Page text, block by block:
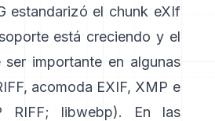
estandarizó el chunk eXIf
está creciendo y el
importante en algunas
acomoda EXIF, XMP e
RIFF; libwebp). En las